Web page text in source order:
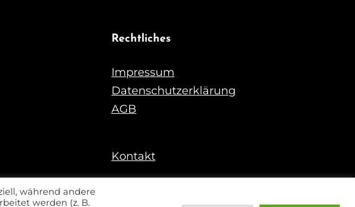
Rechtliches
Impressum
Datenschutzerklärung
AGB
Kontakt
während andere
werden (z. B.